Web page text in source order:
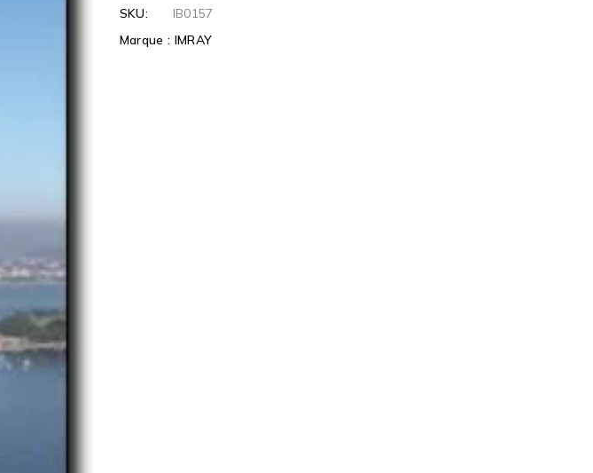
SKU:
IB0157
Marque : IMRAY